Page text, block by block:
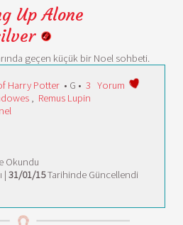
Up Alone
geçen küçük bir Noel sohbeti.
Harry Potter • G • 3 Yorum
, Remus Lupin
Okundu
| 31/01/15Tarihinde Güncellendi